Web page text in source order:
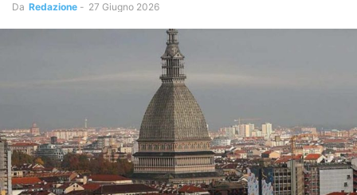
Da Redazione - 27 Giugno 2026